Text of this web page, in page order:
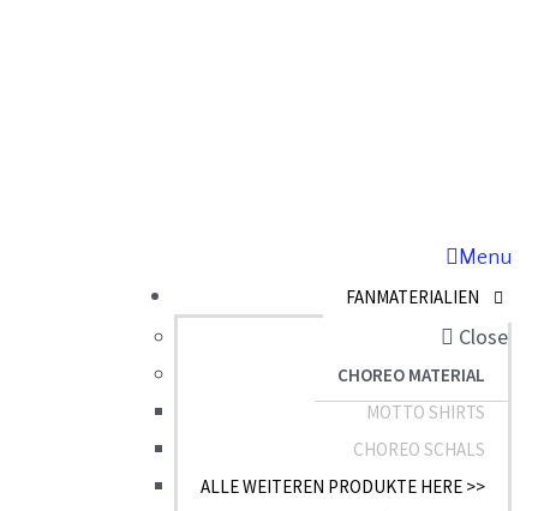
Menu
FANMATERIALIEN
Close
CHOREO MATERIAL
MOTTO SHIRTS
CHOREO SCHALS
ALLE WEITEREN PRODUKTE HERE >>